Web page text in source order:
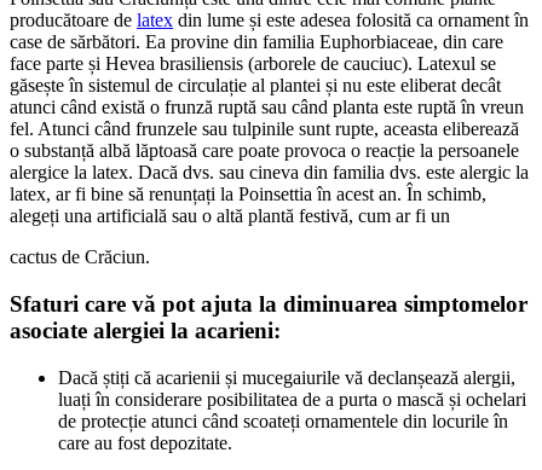
producătoare de latex din lume și este adesea folosită ca ornament în
case de sărbători. Ea provine din familia Euphorbiaceae, din care
face parte și Hevea brasiliensis (arborele de cauciuc). Latexul se
găsește în sistemul de circulație al plantei și nu este eliberat decât
atunci când există o frunză ruptă sau când planta este ruptă în vreun
fel. Atunci când frunzele sau tulpinile sunt rupte, aceasta eliberează
o substanță albă lăptoasă care poate provoca o reacție la persoanele
alergice la latex. Dacă dvs. sau cineva din familia dvs. este alergic la
latex, ar fi bine să renunțați la Poinsettia în acest an. În schimb,
alegeți una artificială sau o altă plantă festivă, cum ar fi un
cactus de Crăciun.
Sfaturi care vă pot ajuta la diminuarea simptomelor
asociate alergiei la acarieni:
Dacă știți că acarienii și mucegaiurile vă declanșează alergii,
luați în considerare posibilitatea de a purta o mască și ochelari
de protecție atunci când scoateți ornamentele din locurile în
care au fost depozitate.